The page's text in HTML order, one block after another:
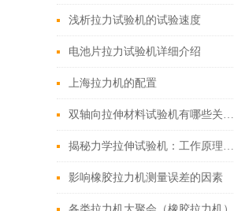
浅析拉力试验机的试验速度
电池片拉力试验机详细介绍
上海拉力机的配置
双轴向拉伸材料试验机有哪些关键技术参数？
揭秘力学拉伸试验机：工作原理全解析
影响橡胶拉力机测量误差的因素